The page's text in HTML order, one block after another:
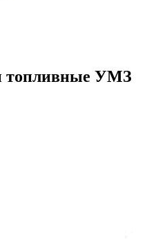
топливные УМЗ